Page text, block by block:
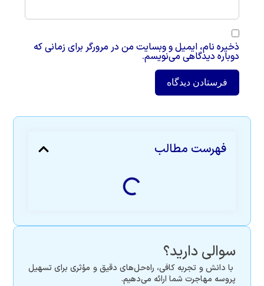
فهرست مطالب
سوالی دارید؟
با دانش و تجربه کافی، راه‌حل‌های دقیق و مؤثری برای تسهیل
پروسه مهاجرت شما ارائه می‌دهیم.
ذخیره نام، ایمیل و وبسایت من در مرورگر برای زمانی که
دوباره دیدگاهی می‌نویسم.